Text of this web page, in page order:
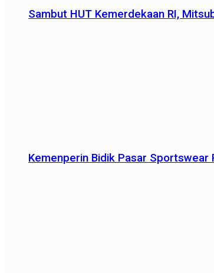
Sambut HUT Kemerdekaan RI,
Kemenperin Bidik Pasar Sportswear